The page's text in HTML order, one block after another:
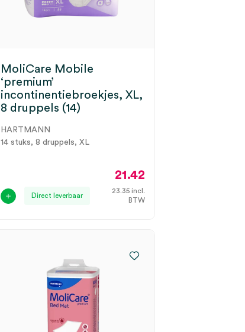
MoliCare Mobile
‘premium’
incontinentiebroekjes, XL,
8 druppels (14)
HARTMANN
14 stuks, 8 druppels, XL
Direct leverbaar
21.42
23.35 incl.
BTW